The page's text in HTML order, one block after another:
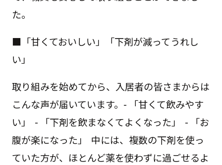
た。
■「甘くておいしい」「下剤が減ってうれし
い」
取り組みを始めてから、入居者の皆さまからは
こんな声が届いています。- 「甘くて飲みやす
い」 - 「下剤を飲まなくてよくなった」 - 「お
腹が楽になった」 中には、複数の下剤を使っ
ていた方が、ほとんど薬を使わずに過ごせるよ